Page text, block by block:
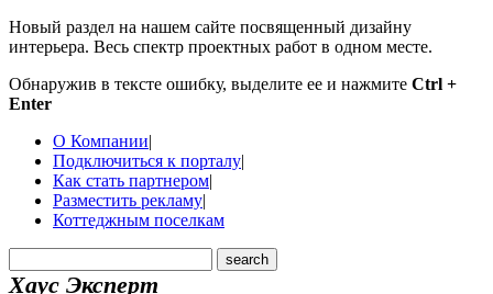
Новый раздел на нашем сайте посвященный дизайну
интерьера. Весь спектр проектных работ в одном месте.
Обнаружив в тексте ошибку, выделите ее и нажмите Ctrl +
Enter
О Компании|
Подключиться к порталу|
Как стать партнером|
Разместить рекламу|
Коттеджным поселкам
Хаус Эксперт